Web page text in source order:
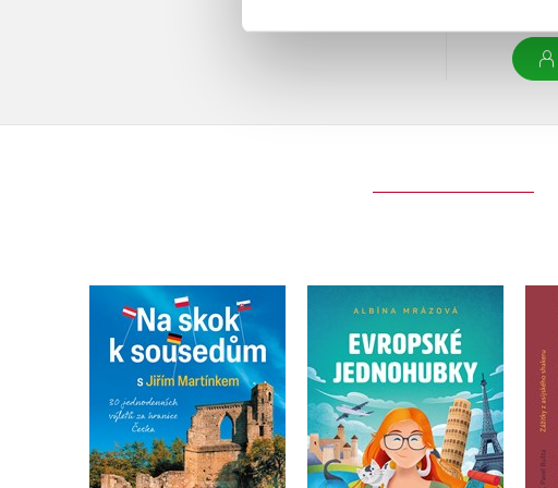
Na skok k sousedům s
Jiřím Martínkem
Jiří Martínek
Evropské jednohubky
Albína Mrázová